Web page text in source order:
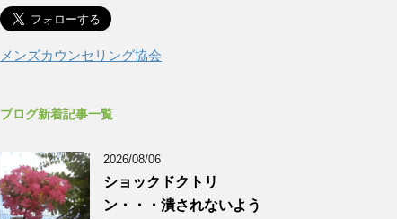
メンズカウンセリング協会
ブログ新着記事一覧
2026/08/06
ショックドクトリ
ン・・・潰されないよう